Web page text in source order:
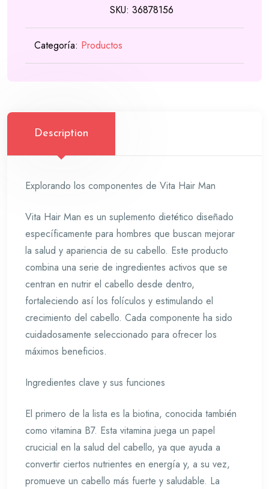
55,00 €.
49,00 €.
SKU: 36878156
Categoría: Productos
Description
Explorando los componentes de Vita Hair Man
Vita Hair Man es un suplemento dietético diseñado
específicamente para hombres que buscan mejorar
la salud y apariencia de su cabello. Este producto
combina una serie de ingredientes activos que se
centran en nutrir el cabello desde dentro,
fortaleciendo así los folículos y estimulando el
crecimiento del cabello. Cada componente ha sido
cuidadosamente seleccionado para ofrecer los
máximos beneficios.
Ingredientes clave y sus funciones
El primero de la lista es la biotina, conocida también
como vitamina B7. Esta vitamina juega un papel
crucicial en la salud del cabello, ya que ayuda a
convertir ciertos nutrientes en energía y, a su vez,
promueve un cabello más fuerte y saludable. La